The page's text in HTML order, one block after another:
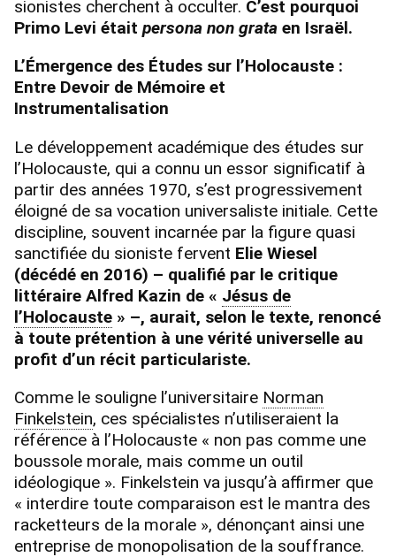
sionistes cherchent à occulter. C’est pourquoi
Primo Levi était persona non grata en Israël.
L’Émergence des Études sur l’Holocauste :
Entre Devoir de Mémoire et
Instrumentalisation
Le développement académique des études sur
l’Holocauste, qui a connu un essor significatif à
partir des années 1970, s’est progressivement
éloigné de sa vocation universaliste initiale. Cette
discipline, souvent incarnée par la figure quasi
sanctifiée du sioniste fervent Elie Wiesel
(décédé en 2016) – qualifié par le critique
littéraire Alfred Kazin de « Jésus de
l’Holocauste » –, aurait, selon le texte, renoncé
à toute prétention à une vérité universelle au
profit d’un récit particulariste.
Comme le souligne l’universitaire Norman
Finkelstein, ces spécialistes n’utiliseraient la
référence à l’Holocauste « non pas comme une
boussole morale, mais comme un outil
idéologique ». Finkelstein va jusqu’à affirmer que
« interdire toute comparaison est le mantra des
racketteurs de la morale », dénonçant ainsi une
entreprise de monopolisation de la souffrance.